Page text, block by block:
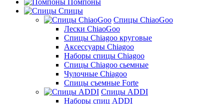
Помпоны
Спицы
Спицы ChiaoGoo
Лески ChiaoGoo
Cпицы Сhiagoo круговые
Аксессуары Chiagoo
Наборы спицы Chiagoo
Спицы Chiagoo сьемные
Чулочные Chiagoo
Спицы съемные Forte
Спицы ADDI
Наборы спиц ADDI